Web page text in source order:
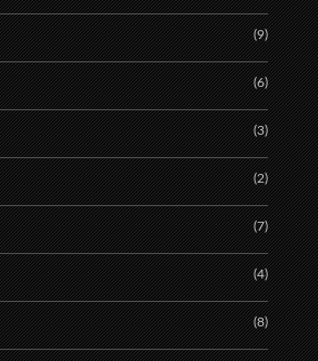
(9)
(6)
(3)
(2)
(7)
(4)
(8)